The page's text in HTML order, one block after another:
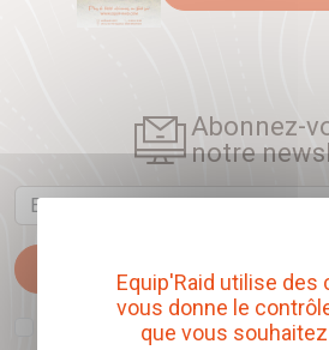
Abonnez-
notre
Email
Je m'abonne
J'accepte que l'ouverture des newsletters soit
comprendre les sujets qui m'intéressent et
Equip'Raid utilise des
vous donne le
que vous